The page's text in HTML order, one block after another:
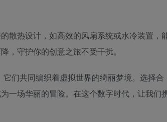
散热设计，如高效的风扇系统或水冷装置，
，守护你的创意之旅不受干扰。
们共同编织着虚拟世界的绮丽梦境。选择合
一场华丽的冒险。在这个数字时代，让我们